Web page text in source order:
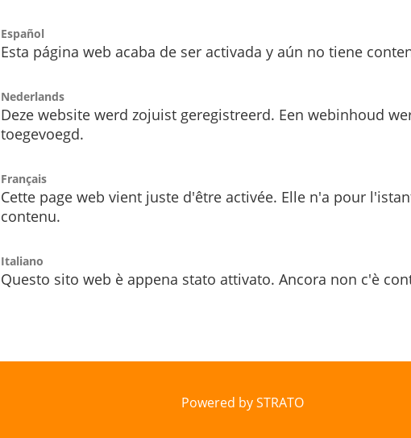
Español
Esta página web acaba de ser activada y aún no tiene
Nederlands
Deze website werd zojuist geregistreerd. Een webinhoud
toegevoegd.
Français
Cette page web vient juste d'être activée. Elle n'a pour
contenu.
Italiano
Questo sito web è appena stato attivato. Ancora non c'è
Powered by STRATO